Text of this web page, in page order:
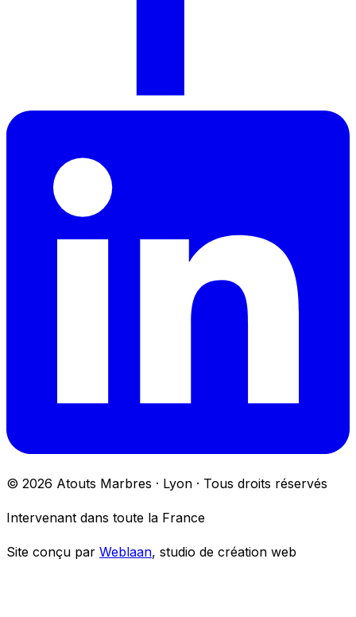
© 2026 Atouts Marbres · Lyon · Tous droits réservés
Intervenant dans toute la France
Site conçu par Weblaan, studio de création web